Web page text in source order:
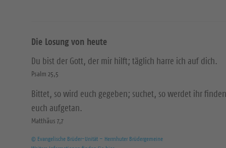
Die Losung von heute
Du bist der Gott, der mir hilft; täglich harre ich auf dich.
Psalm 25,5
Bittet, so wird euch gegeben; suchet, so werdet ihr
euch aufgetan.
Matthäus 7,7
© Evangelische Brüder-Unität – Herrnhuter Brüdergemeine